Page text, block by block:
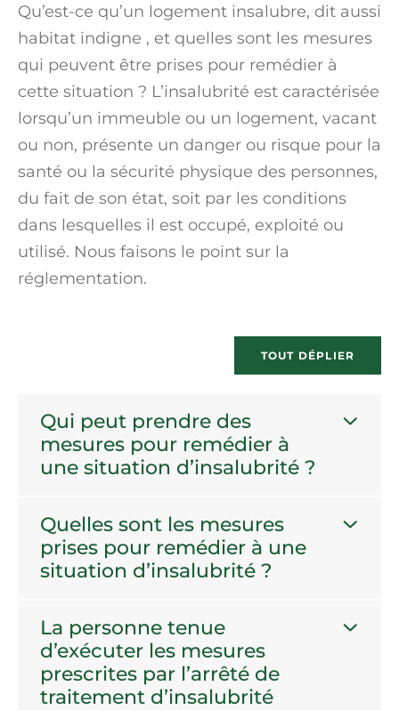
Qu’est-ce qu’un logement insalubre, dit aussi
habitat indigne , et quelles sont les mesures
qui peuvent être prises pour remédier à
cette situation ? L’insalubrité est caractérisée
lorsqu’un immeuble ou un logement, vacant
ou non, présente un danger ou risque pour la
santé ou la sécurité physique des personnes,
du fait de son état, soit par les conditions
dans lesquelles il est occupé, exploité ou
utilisé. Nous faisons le point sur la
réglementation.
TOUT DÉPLIER
Qui peut prendre des
mesures pour remédier à
une situation d’insalubrité ?
Quelles sont les mesures
prises pour remédier à une
situation d’insalubrité ?
La personne tenue
d’exécuter les mesures
prescrites par l’arrêté de
traitement d’insalubrité